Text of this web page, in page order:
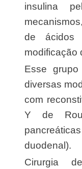
insulina
de ácidos
modificação
Esse grupo de cirurgias compreende as
diversas
com
Y de
duodenal).
Cirurgia de derivação gástrica com